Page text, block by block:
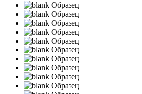
Образец
Образец
Образец
Образец
Образец
Образец
Образец
Образец
Образец
Образец